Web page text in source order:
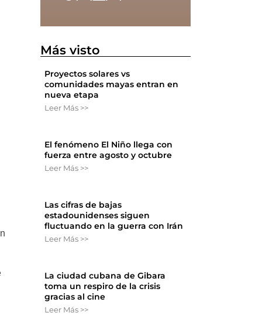
Más visto
Proyectos solares vs
comunidades mayas entran en
nueva etapa
Leer Más >>
El fenómeno El Niño llega con
fuerza entre agosto y octubre
Leer Más >>
Las cifras de bajas
estadounidenses siguen
fluctuando en la guerra con Irán
Leer Más >>
La ciudad cubana de Gibara
toma un respiro de la crisis
gracias al cine
Leer Más >>